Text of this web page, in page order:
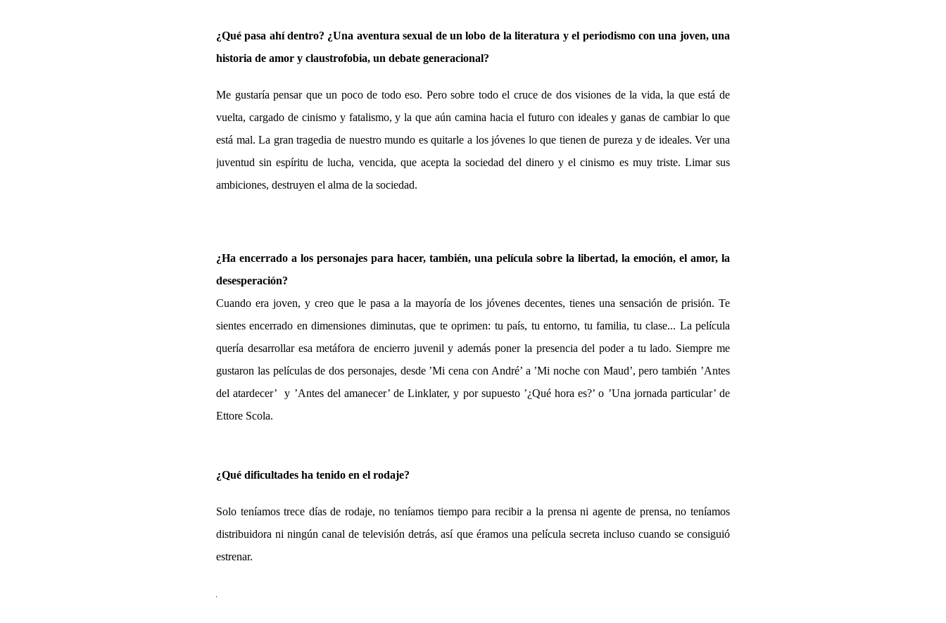
¿Qué pasa ahí dentro? ¿Una aventura sexual de un lobo de la literatura y el periodismo con una joven, una
historia de amor y claustrofobia, un debate generacional?
Me gustaría pensar que un poco de todo eso. Pero sobre todo el cruce de dos visiones de la vida, la que está de
vuelta, cargado de cinismo y fatalismo, y la que aún camina hacia el futuro con ideales y ganas de cambiar lo que
está mal. La gran tragedia de nuestro mundo es quitarle a los jóvenes lo que tienen de pureza y de ideales. Ver una
juventud sin espíritu de lucha, vencida, que acepta la sociedad del dinero y el cinismo es muy triste. Limar sus
ambiciones, destruyen el alma de la sociedad.
¿Ha encerrado a los personajes para hacer, también, una película sobre la libertad, la emoción, el amor, la
desesperación?
Cuando era joven, y creo que le pasa a la mayoría de los jóvenes decentes, tienes una sensación de prisión. Te
sientes encerrado en dimensiones diminutas, que te oprimen: tu país, tu entorno, tu familia, tu clase... La película
quería desarrollar esa metáfora de encierro juvenil y además poner la presencia del poder a tu lado. Siempre me
gustaron las películas de dos personajes, desde ’Mi cena con André’ a ’Mi noche con Maud’, pero también ’Antes
del atardecer’ y ’Antes del amanecer’ de Linklater, y por supuesto ’¿Qué hora es?’ o ’Una jornada particular’ de
Ettore Scola.
¿Qué dificultades ha tenido en el rodaje?
Solo teníamos trece días de rodaje, no teníamos tiempo para recibir a la prensa ni agente de prensa, no teníamos
distribuidora ni ningún canal de televisión detrás, así que éramos una película secreta incluso cuando se consiguió
estrenar.